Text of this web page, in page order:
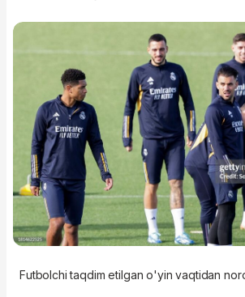
Futbolchi taqdim etilgan o'yin vaqtidan